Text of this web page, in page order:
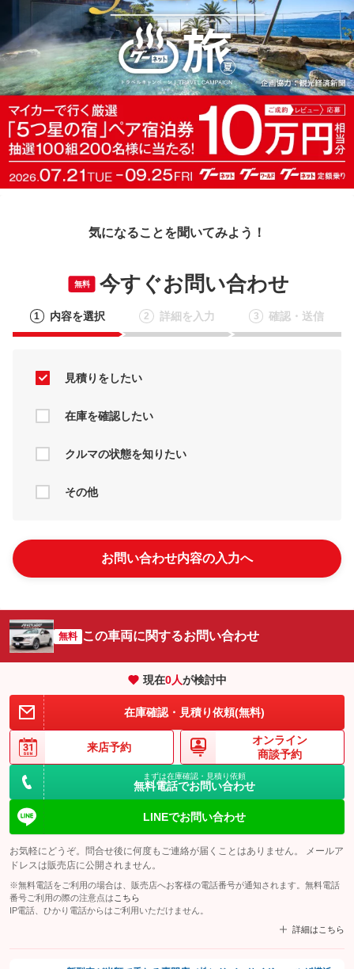
気になることを聞いてみよう！
無料 今すぐお問い合わせ
1 内容を選択 2 詳細を入力 3 確認・送信
見積りをしたい
在庫を確認したい
クルマの状態を知りたい
その他
お問い合わせ内容の入力へ
無料 この車両に関するお問い合わせ
現在0人が検討中
在庫確認・見積り依頼(無料)
来店予約
オンライン
商談予約
まずは在庫確認・見積り依頼
無料電話でお問い合わせ
LINEでお問い合わせ
お気軽にどうぞ。問合せ後に何度もご連絡が届くことはありません。 メールア
ドレスは販売店に公開されません。
※無料電話をご利用の場合は、販売店へお客様の電話番号が通知されます。無料電話
番号ご利用の際の注意点は こちら
IP電話、ひかり電話からはご利用いただけません。
詳細はこちら